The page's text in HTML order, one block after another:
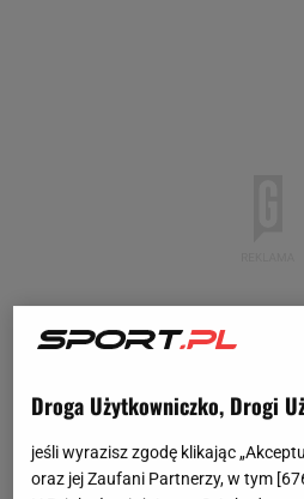
Droga Użytkowniczko, Drogi
jeśli wyrazisz zgodę klikając
oraz jej Zaufani Partnerzy, w tym [